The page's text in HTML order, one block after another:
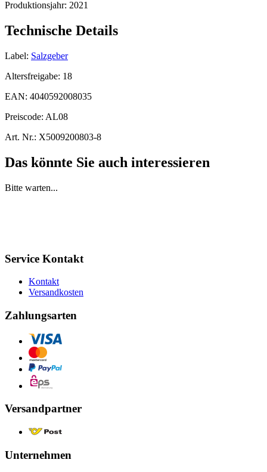
Produktionsjahr: 2021
Technische Details
Label: Salzgeber
Altersfreigabe: 18
EAN: 4040592008035
Preiscode: AL08
Art. Nr.: X5009200803-8
Das könnte Sie auch interessieren
Bitte warten...
Service Kontakt
Kontakt
Versandkosten
Zahlungsarten
Versandpartner
Unternehmen